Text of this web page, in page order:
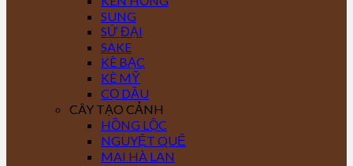
SUNG
SỨ ĐẠI
SAKE
KÈ BẠC
KÈ MỸ
CỌ DẦU
CÂY TẠO CẢNH
HỒNG LỘC
NGUYỆT QUẾ
MAI HÀ LAN